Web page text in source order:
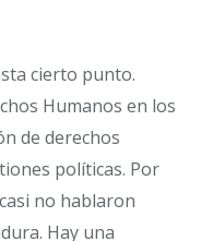
cierto punto.
Humanos en los
de derechos
políticas. Por
no hablaron
Hay una